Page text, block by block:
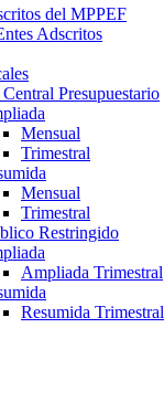
del MPPEF
Adscritos
Presupuestario
Mensual
Trimestral
Mensual
Trimestral
Restringido
Ampliada Trimestral
Resumida Trimestral